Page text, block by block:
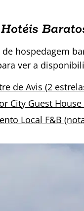
hospedagem
ver a
de Avis (2
City Guest House
Local F&B